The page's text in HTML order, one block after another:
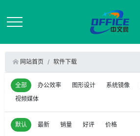
网站首页 软件下载
全部 办公效率 图形设计 系统镜像
视频媒体
默认 最新 销量 好评 价格